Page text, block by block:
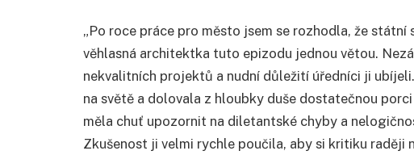
„Po roce práce pro město jsem se rozhodla, že státní
věhlasná architektka tuto epizodu jednou větou.
nekvalitních projektů a nudní důležití úředníci ji
na světě a dolovala z hloubky duše dostatečnou
měla chuť upozornit na diletantské chyby a
Zkušenost ji velmi rychle poučila, aby si kritiku raději